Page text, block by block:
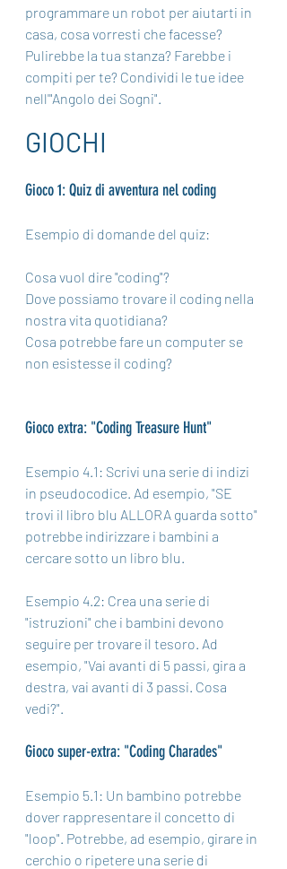
programmare un robot per aiutarti in
casa, cosa vorresti che facesse?
Pulirebbe la tua stanza? Farebbe i
compiti per te? Condividi le tue idee
nell'"Angolo dei Sogni".
GIOCHI
Gioco 1: Quiz di avventura nel coding
Esempio di domande del quiz:
Cosa vuol dire "coding"?
Dove possiamo trovare il coding nella
nostra vita quotidiana?
Cosa potrebbe fare un computer se
non esistesse il coding?
Gioco extra: "Coding Treasure Hunt"
Esempio 4.1: Scrivi una serie di indizi
in pseudocodice. Ad esempio, "SE
trovi il libro blu ALLORA guarda sotto"
potrebbe indirizzare i bambini a
cercare sotto un libro blu.
Esempio 4.2: Crea una serie di
"istruzioni" che i bambini devono
seguire per trovare il tesoro. Ad
esempio, "Vai avanti di 5 passi, gira a
destra, vai avanti di 3 passi. Cosa
vedi?".
Gioco super-extra: "Coding Charades"
Esempio 5.1: Un bambino potrebbe
dover rappresentare il concetto di
"loop". Potrebbe, ad esempio, girare in
cerchio o ripetere una serie di